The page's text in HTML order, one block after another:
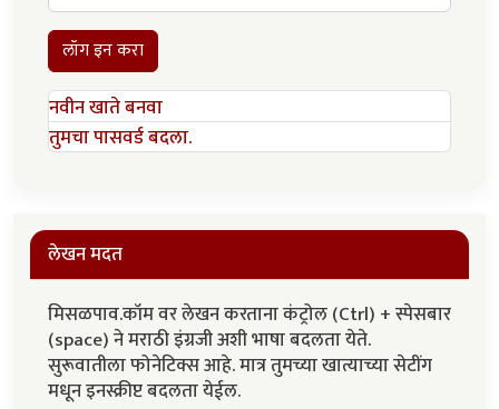
लॉग इन करा
नवीन खाते बनवा
तुमचा पासवर्ड बदला.
लेखन मदत
मिसळपाव.कॉम वर लेखन करताना कंट्रोल (Ctrl) + स्पेसबार
(space) ने मराठी इंग्रजी अशी भाषा बदलता येते.
सुरूवातीला फोनेटिक्स आहे. मात्र तुमच्या खात्याच्या सेटींग
मधून इनस्क्रीप्ट बदलता येईल.